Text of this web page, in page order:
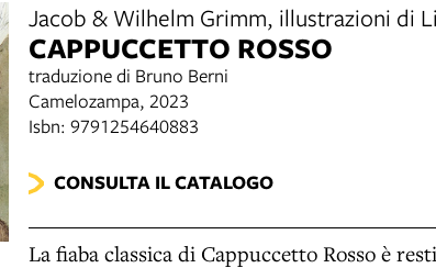
Jacob & Wilhelm Grimm, illustrazioni di
CAPPUCCETTO ROSSO
traduzione di Bruno Berni
Camelozampa, 2023
Isbn: 9791254640883
CONSULTA IL CATALOGO
La fiaba classica di Cappuccetto Rosso è